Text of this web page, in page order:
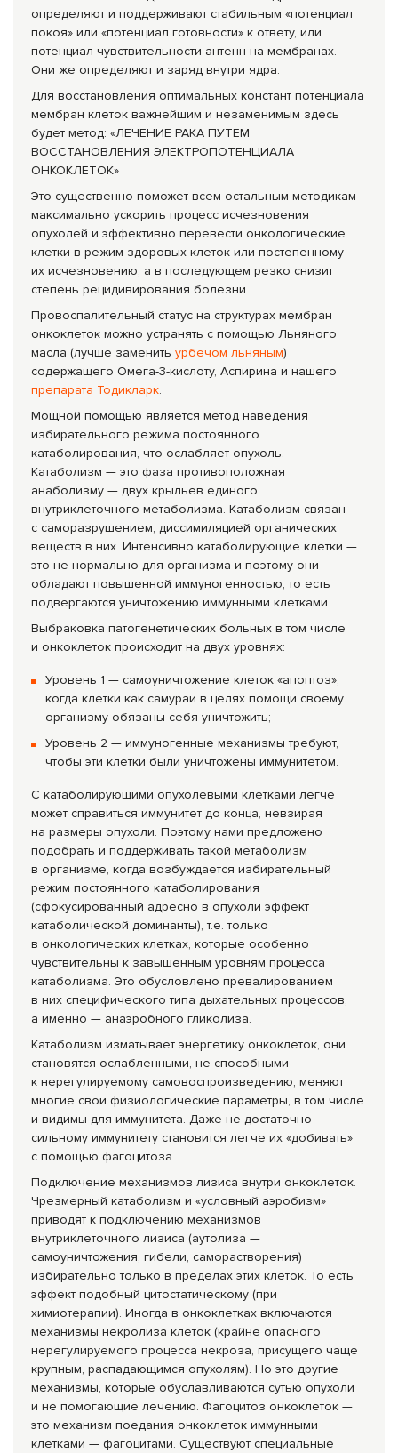
определяют и поддерживают стабильным «потенциал
покоя» или «потенциал готовности» к ответу, или
потенциал чувствительности антенн на мембранах.
Они же определяют и заряд внутри ядра.
Для восстановления оптимальных констант потенциала
мембран клеток важнейшим и незаменимым здесь
будет метод: «ЛЕЧЕНИЕ РАКА ПУТЕМ
ВОССТАНОВЛЕНИЯ ЭЛЕКТРОПОТЕНЦИАЛА
ОНКОКЛЕТОК»
Это существенно поможет всем остальным методикам
максимально ускорить процесс исчезновения
опухолей и эффективно перевести онкологические
клетки в режим здоровых клеток или постепенному
их исчезновению, а в последующем резко снизит
степень рецидивирования болезни.
Провоспалительный статус на структурах мембран
онкоклеток можно устранять с помощью Льняного
масла (лучше заменить урбечом льняным)
содержащего Омега-3-кислоту, Аспирина и нашего
препарата Тодикларк.
Мощной помощью является метод наведения
избирательного режима постоянного
катаболирования, что ослабляет опухоль.
Катаболизм — это фаза противоположная
анаболизму — двух крыльев единого
внутриклеточного метаболизма. Катаболизм связан
с саморазрушением, диссимиляцией органических
веществ в них. Интенсивно катаболирующие клетки —
это не нормально для организма и поэтому они
обладают повышенной иммуногенностью, то есть
подвергаются уничтожению иммунными клетками.
Выбраковка патогенетических больных в том числе
и онкоклеток происходит на двух уровнях:
Уровень 1 — самоуничтожение клеток «апоптоз»,
когда клетки как самураи в целях помощи своему
организму обязаны себя уничтожить;
Уровень 2 — иммуногенные механизмы требуют,
чтобы эти клетки были уничтожены иммунитетом.
С катаболирующими опухолевыми клетками легче
может справиться иммунитет до конца, невзирая
на размеры опухоли. Поэтому нами предложено
подобрать и поддерживать такой метаболизм
в организме, когда возбуждается избирательный
режим постоянного катаболирования
(сфокусированный адресно в опухоли эффект
катаболической доминанты), т.е. только
в онкологических клетках, которые особенно
чувствительны к завышенным уровням процесса
катаболизма. Это обусловлено превалированием
в них специфического типа дыхательных процессов,
а именно — анаэробного гликолиза.
Катаболизм изматывает энергетику онкоклеток, они
становятся ослабленными, не способными
к нерегулируемому самовоспроизведению, меняют
многие свои физиологические параметры, в том числе
и видимы для иммунитета. Даже не достаточно
сильному иммунитету становится легче их «добивать»
с помощью фагоцитоза.
Подключение механизмов лизиса внутри онкоклеток.
Чрезмерный катаболизм и «условный аэробизм»
приводят к подключению механизмов
внутриклеточного лизиса (аутолиза —
самоуничтожения, гибели, саморастворения)
избирательно только в пределах этих клеток. То есть
эффект подобный цитостатическому (при
химиотерапии). Иногда в онкоклетках включаются
механизмы некролиза клеток (крайне опасного
нерегулируемого процесса некроза, присущего чаще
крупным, распадающимся опухолям). Но это другие
механизмы, которые обуславливаются сутью опухоли
и не помогающие лечению. Фагоцитоз онкоклеток —
это механизм поедания онкоклеток иммунными
клетками — фагоцитами. Существуют специальные